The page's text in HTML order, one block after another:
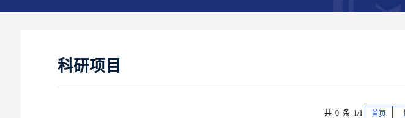
科研项目
共 0 条 1/1 首页